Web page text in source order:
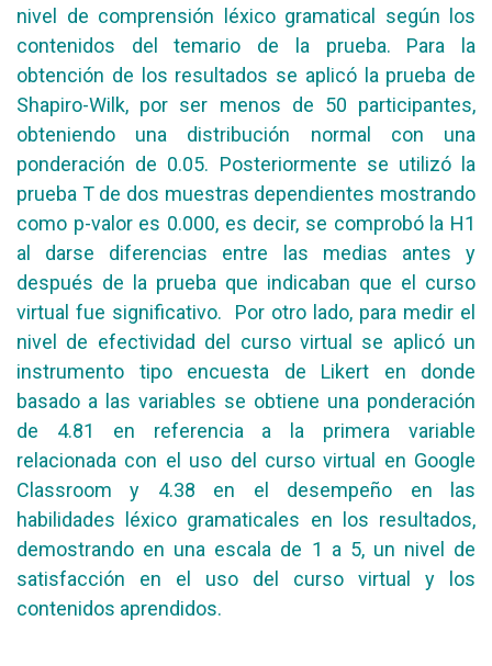
nivel de comprensión léxico gramatical según los
contenidos del temario de la prueba. Para la
obtención de los resultados se aplicó la prueba de
Shapiro-Wilk, por ser menos de 50 participantes,
obteniendo una distribución normal con una
ponderación de 0.05. Posteriormente se utilizó la
prueba T de dos muestras dependientes mostrando
como p-valor es 0.000, es decir, se comprobó la H1
al darse diferencias entre las medias antes y
después de la prueba que indicaban que el curso
virtual fue significativo. Por otro lado, para medir el
nivel de efectividad del curso virtual se aplicó un
instrumento tipo encuesta de Likert en donde
basado a las variables se obtiene una ponderación
de 4.81 en referencia a la primera variable
relacionada con el uso del curso virtual en Google
Classroom y 4.38 en el desempeño en las
habilidades léxico gramaticales en los resultados,
demostrando en una escala de 1 a 5, un nivel de
satisfacción en el uso del curso virtual y los
contenidos aprendidos.